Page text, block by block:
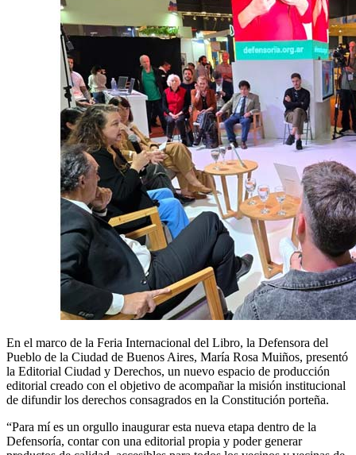
En el marco de la Feria Internacional del Libro, la Defensora del
Pueblo de la Ciudad de Buenos Aires, María Rosa Muiños, presentó
la Editorial Ciudad y Derechos, un nuevo espacio de producción
editorial creado con el objetivo de acompañar la misión institucional
de difundir los derechos consagrados en la Constitución porteña.
“Para mí es un orgullo inaugurar esta nueva etapa dentro de la
Defensoría, contar con una editorial propia y poder generar